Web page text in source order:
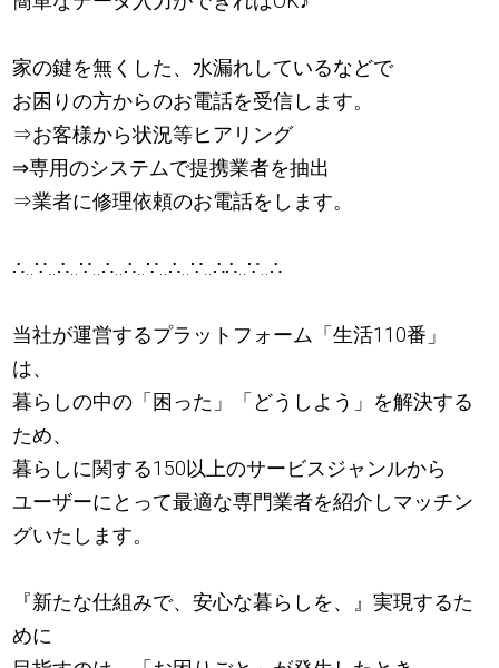
家の鍵を無くした、水漏れしているなどで
お困りの方からのお電話を受信します。
⇒お客様から状況等ヒアリング
⇒専用のシステムで提携業者を抽出
⇒業者に修理依頼のお電話をします。
∴‥∵‥∴‥∵‥∴‥∴‥∵‥∴‥∵‥∴∴‥∵‥∴
当社が運営するプラットフォーム「生活110番」
は、
暮らしの中の「困った」「どうしよう」を解決する
ため、
暮らしに関する150以上のサービスジャンルから
ユーザーにとって最適な専門業者を紹介しマッチン
グいたします。
『新たな仕組みで、安心な暮らしを、』実現するた
めに